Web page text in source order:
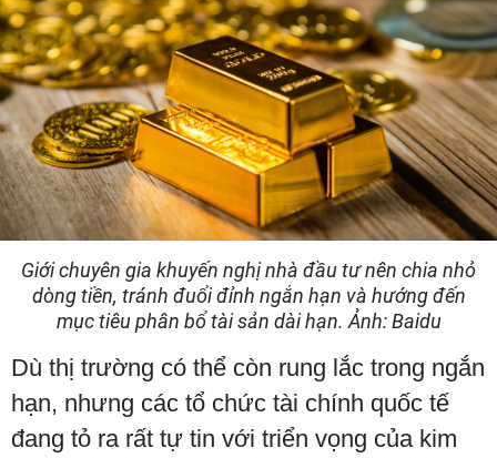
Giới chuyên gia khuyến nghị nhà đầu tư nên chia nhỏ
dòng tiền, tránh đuổi đỉnh ngắn hạn và hướng đến
mục tiêu phân bổ tài sản dài hạn. Ảnh: Baidu
Dù thị trường có thể còn rung lắc trong ngắn
hạn, nhưng các tổ chức tài chính quốc tế
đang tỏ ra rất tự tin với triển vọng của kim